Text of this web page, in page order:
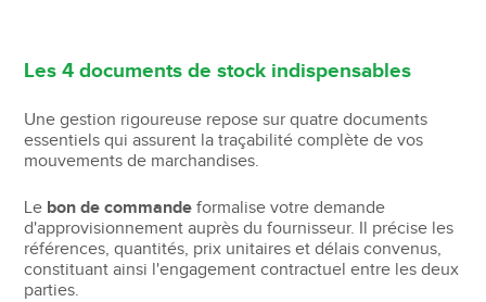
Les 4 documents de stock indispensables
Une gestion rigoureuse repose sur quatre documents
essentiels qui assurent la traçabilité complète de vos
mouvements de marchandises.
Le bon de commande formalise votre demande
d'approvisionnement auprès du fournisseur. Il précise les
références, quantités, prix unitaires et délais convenus,
constituant ainsi l'engagement contractuel entre les deux
parties.